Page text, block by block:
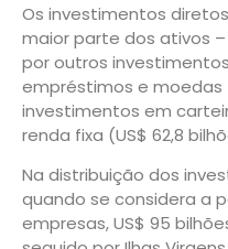
Os investimentos
maior parte dos ativos –
por outros
empréstimos e moedas
investimentos em
renda fixa (US$ 62,8
Na distribuição dos
quando se considera a
empresas, US$ 95